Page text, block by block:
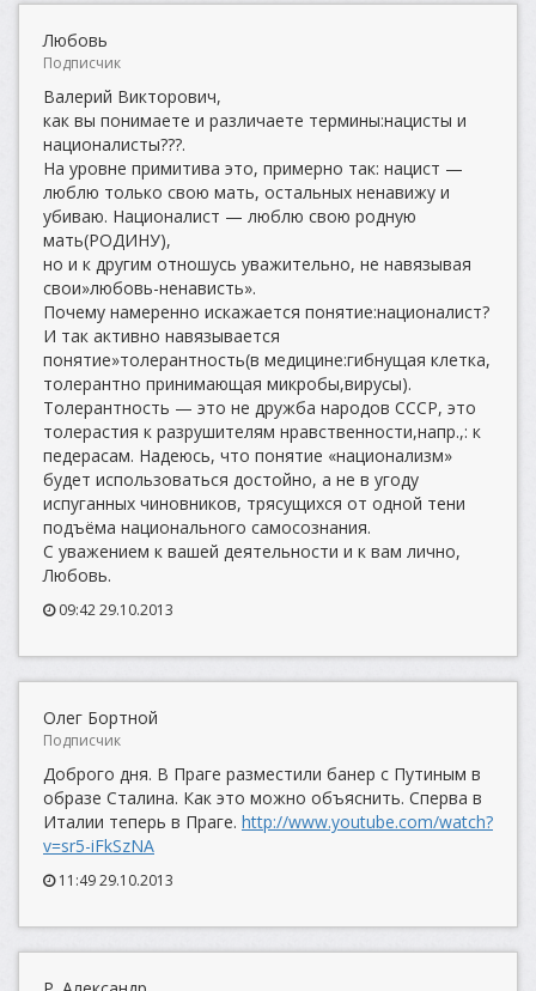
Любовь
Подписчик
Валерий Викторович,
как вы понимаете и различаете термины:нацисты и
националисты???.
На уровне примитива это, примерно так: нацист —
люблю только свою мать, остальных ненавижу и
убиваю. Националист — люблю свою родную
мать(РОДИНУ),
но и к другим отношусь уважительно, не навязывая
свои»любовь-ненависть».
Почему намеренно искажается понятие:националист?
И так активно навязывается
понятие»толерантность(в медицине:гибнущая клетка,
толерантно принимающая микробы,вирусы).
Толерантность — это не дружба народов СССР, это
толерастия к разрушителям нравственности,напр.,: к
педерасам. Надеюсь, что понятие «национализм»
будет использоваться достойно, а не в угоду
испуганных чиновников, трясущихся от одной тени
подъёма национального самосознания.
С уважением к вашей деятельности и к вам лично,
Любовь.
09:42 29.10.2013
Олег Бортной
Подписчик
Доброго дня. В Праге разместили банер с Путиным в
образе Сталина. Как это можно объяснить. Сперва в
Италии теперь в Праге. http://www.youtube.com/watch?
v=sr5-iFkSzNA
11:49 29.10.2013